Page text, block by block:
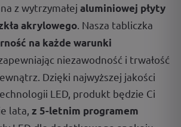
z wytrzymałej aluminiowej płyty
akrylowego . Nasza tabliczka
na każde warunki
zapewniając niezawodność i trwałość
Dzięki najwyższej jakości
LED, produkt będzie Ci
lata, z 5-letnim programem